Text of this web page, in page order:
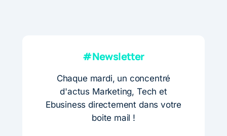
#Newsletter
Chaque mardi, un concentré
d'actus Marketing, Tech et
Ebusiness directement dans votre
boite mail !